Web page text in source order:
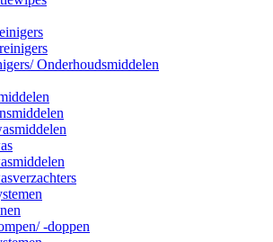
Onderhoudsmiddelen
-doppen